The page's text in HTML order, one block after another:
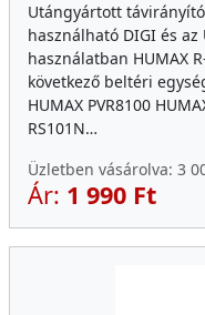
Utángyártott
használható DIGI és
használatban HUMAX
következő beltéri
HUMAX PVR8100
RS101N…
Üzletben vásárolva: 3
Ár: 1 990 Ft